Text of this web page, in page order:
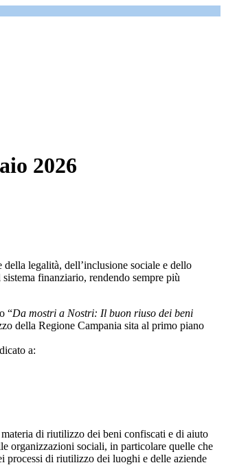
2026
legalità, dell’inclusione sociale e dello
finanziario, rendendo sempre più
“Da mostri a Nostri: Il buon riuso dei beni
della Regione Campania sita al primo piano
a:
di riutilizzo dei beni confiscati e di aiuto
organizzazioni sociali, in particolare quelle che
processi di riutilizzo dei luoghi e delle aziende